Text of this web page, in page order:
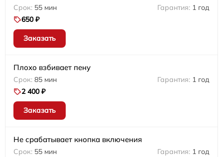
55 мин
1 год
650 ₽
Заказать
Плохо взбивает пену
85 мин
1 год
2 400 ₽
Заказать
Не срабатывает кнопка включения
55 мин
1 год